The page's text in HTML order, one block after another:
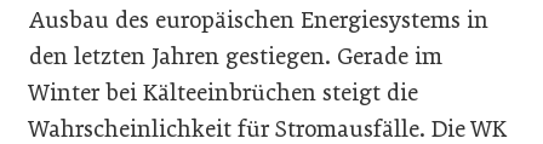
Ausbau des europäischen Energiesystems in
den letzten Jahren gestiegen. Gerade im
Winter bei Kälteeinbrüchen steigt die
Wahrscheinlichkeit für Stromausfälle. Die WK